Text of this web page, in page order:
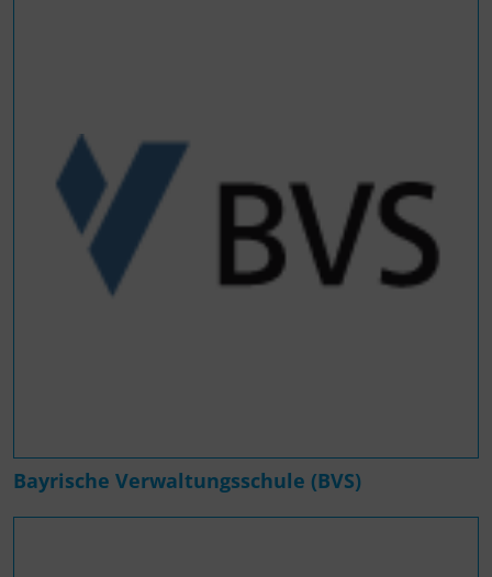
Bayrische Verwaltungsschule (BVS)